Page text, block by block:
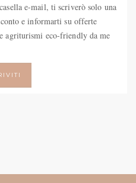
e-mail, ti scriverò solo una
e informarti su offerte
agriturismi eco-friendly da me